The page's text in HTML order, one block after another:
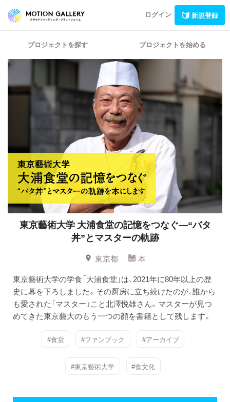
ログイン 新規登録
プロジェクトを探す プロジェクトを始める
東京藝術大学 大浦食堂の記憶をつなぐ―“バタ
丼”とマスターの軌跡
東京都
本
東京藝術大学の学食「大浦食堂」は、2021年に80年以上の歴
史に幕を下ろしました。その厨房に立ち続けたのが、誰から
も愛された「マスター」こと北澤悦雄さん。マスターが見つ
めてきた東京藝大のもう一つの顔を書籍として残します。
#食堂 #ファンブック #アーカイブ
#東京藝術大学 #食文化